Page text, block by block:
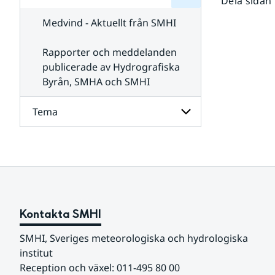
Kontakta
SMHI
Medvind - Aktuellt från SMHI
Rapporter och meddelanden
publicerade av Hydrografiska
Byrån, SMHA och SMHI
Tema
Tema
Kontakta SMHI
SMHI, Sveriges meteorologiska och hydrologiska
institut
Reception och växel: 011-495 80 00